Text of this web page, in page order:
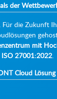
der
Für die Zukunft
mit
27001:2022.
Cloud Lösung